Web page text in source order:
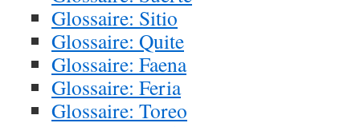
Glossaire: Sitio
Glossaire: Quite
Glossaire: Faena
Glossaire: Feria
Glossaire: Toreo